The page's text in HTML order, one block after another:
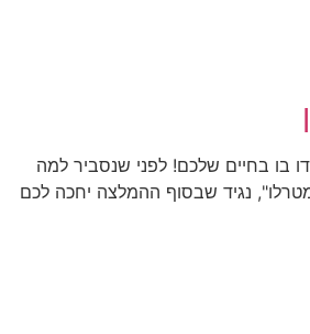
בו בחיים שלכם! לפני שנסביר למה
נגיד שבסוף ההמלצה יחכה לכם